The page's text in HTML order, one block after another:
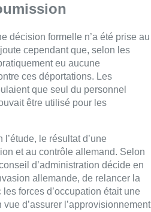
décision formelle n’a été prise au
cependant que, selon les
eu aucune
ces déportations. Les
que seul du personnel
être utilisé pour les
le résultat d’une
et au contrôle allemand. Selon
d’administration décide en
allemande, de relancer la
forces d’occupation était une
d’assurer l’approvisionnement